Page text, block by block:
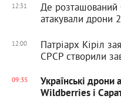
12:31
Де розташований
атакували дрони
12:00
Патріарх Кіріл
СРСР створили
09:35
Українські дрони
Wildberries і